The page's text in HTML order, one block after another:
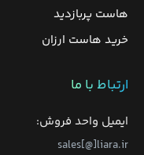
هاست پربازدید
خرید هاست ارزان
ارتباط با ما
ایمیل واحد فروش:
sales[@]liara.ir